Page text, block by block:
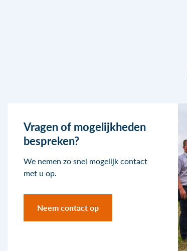
Vragen of mogelijkheden
bespreken?
We nemen zo snel mogelijk contact
met u op.
Neem contact op